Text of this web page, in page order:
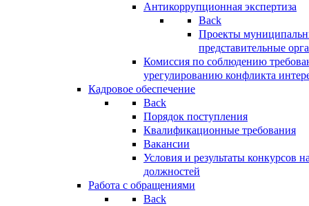
Антикоррупционная экспертиза
Back
Проекты
представительные
Комиссия по соблюдению
урегулированию конфликта
Кадровое обеспечение
Back
Порядок поступления
Квалификационные требования
Вакансии
Условия и результаты конкурсов
должностей
Работа с обращениями
Back